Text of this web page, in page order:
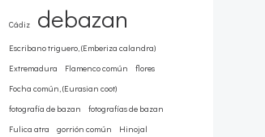
Cádiz debazan
Escribano triguero, (Emberiza calandra)
Extremadura
Flamenco común
flores
Focha común, (Eurasian coot)
fotografía de bazan
fotografías de bazan
Fulica atra
gorrión común Hinojal